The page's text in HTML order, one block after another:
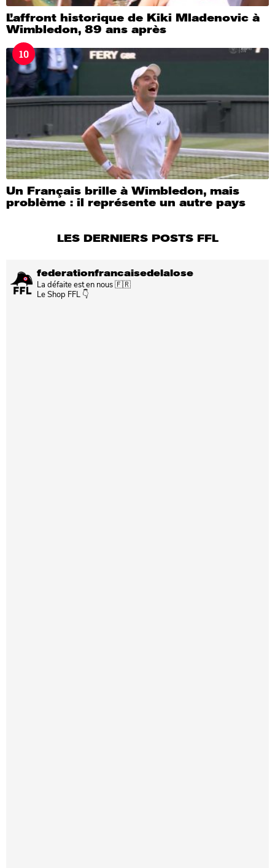
L’affront historique de Kiki Mladenovic à
Wimbledon, 89 ans après
10
Un Français brille à Wimbledon, mais
problème : il représente un autre pays
LES DERNIERS POSTS FFL
federationfrancaisedelalose
La défaite est en nous 🇫🇷
Le Shop FFL 👇